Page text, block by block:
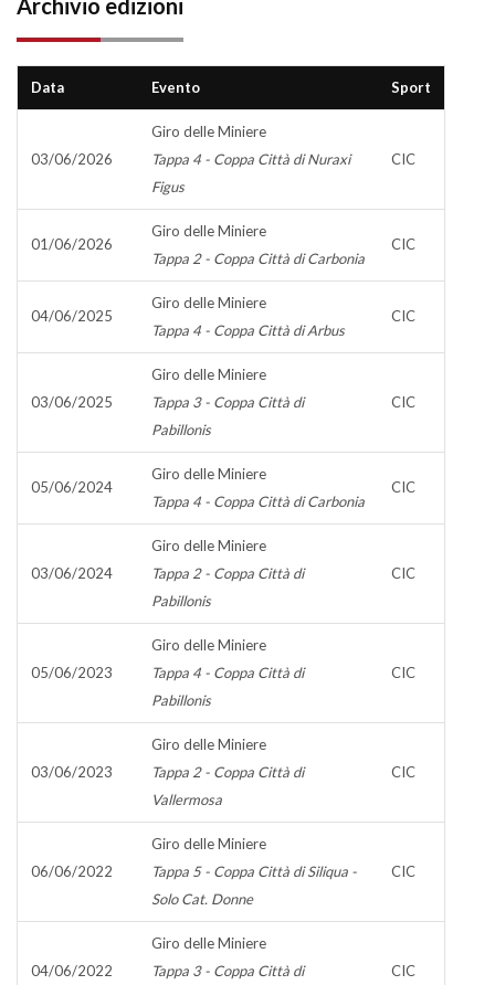
Archivio edizioni
Data Evento Sport
03/06/2026
Giro delle Miniere
Tappa 4 - Coppa Città di Nuraxi
Figus
CIC
01/06/2026
Giro delle Miniere
Tappa 2 - Coppa Città di Carbonia
CIC
04/06/2025
Giro delle Miniere
Tappa 4 - Coppa Città di Arbus
CIC
03/06/2025
Giro delle Miniere
Tappa 3 - Coppa Città di
Pabillonis
CIC
05/06/2024
Giro delle Miniere
Tappa 4 - Coppa Città di Carbonia
CIC
03/06/2024
Giro delle Miniere
Tappa 2 - Coppa Città di
Pabillonis
CIC
05/06/2023
Giro delle Miniere
Tappa 4 - Coppa Città di
Pabillonis
CIC
03/06/2023
Giro delle Miniere
Tappa 2 - Coppa Città di
Vallermosa
CIC
06/06/2022
Giro delle Miniere
Tappa 5 - Coppa Città di Siliqua -
Solo Cat. Donne
CIC
04/06/2022
Giro delle Miniere
Tappa 3 - Coppa Città di
CIC